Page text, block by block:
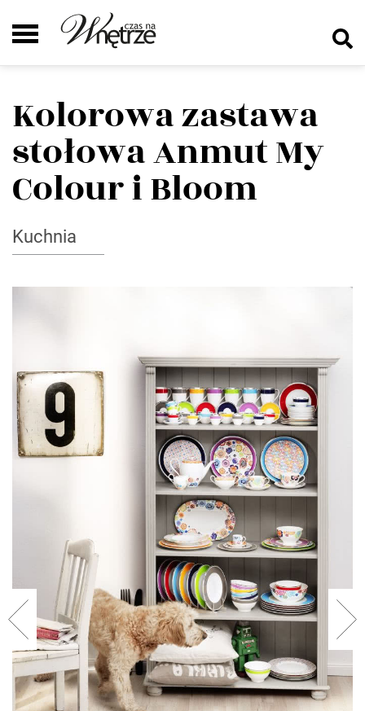
Kolorowa zastawa
stołowa Anmut My
Colour i Bloom
Kuchnia